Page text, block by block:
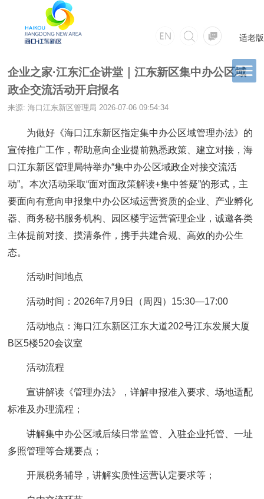
适老版
企业之家·江东汇企讲堂｜江东新区集中办公区域
政企交流活动开启报名
来源: 海口江东新区管理局 2026-07-06 09:54:34
为做好《海口江东新区指定集中办公区域管理办法》的
宣传推广工作，帮助意向企业提前熟悉政策、建立对接，海
口江东新区管理局特举办“集中办公区域政企对接交流活
动”。本次活动采取“面对面政策解读+集中答疑”的形式，主
要面向有意向申报集中办公区域运营资质的企业、产业孵化
器、商务秘书服务机构、园区楼宇运营管理企业，诚邀各类
主体提前对接、摸清条件，携手共建合规、高效的办公生
态。
活动时间地点
活动时间：2026年7月9日（周四）15:30—17:00
活动地点：海口江东新区江东大道202号江东发展大厦
B区5楼520会议室
活动流程
宣讲解读《管理办法》，详解申报准入要求、场地适配
标准及办理流程；
讲解集中办公区域后续日常监管、入驻企业托管、一址
多照管理等合规要点；
开展税务辅导，讲解实质性运营认定要求等；